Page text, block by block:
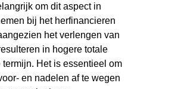
om dit aspect in
bij het herfinancieren
het verlengen van
in hogere totale
termijn. Het is essentieel om
en nadelen af te wegen